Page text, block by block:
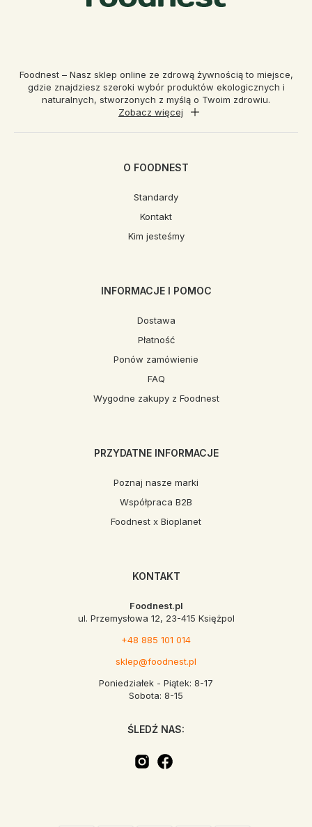
Foodnest – Nasz sklep online ze zdrową żywnością to miejsce,
gdzie znajdziesz szeroki wybór produktów ekologicznych i
naturalnych, stworzonych z myślą o Twoim zdrowiu.
Zobacz więcej
O FOODNEST
Standardy
Kontakt
Kim jesteśmy
INFORMACJE I POMOC
Dostawa
Płatność
Ponów zamówienie
FAQ
Wygodne zakupy z Foodnest
PRZYDATNE INFORMACJE
Poznaj nasze marki
Współpraca B2B
Foodnest x Bioplanet
KONTAKT
Foodnest.pl
ul. Przemysłowa 12, 23-415 Księżpol
+48 885 101 014
sklep@foodnest.pl
Poniedziałek - Piątek: 8-17
Sobota: 8-15
ŚLEDŹ NAS: